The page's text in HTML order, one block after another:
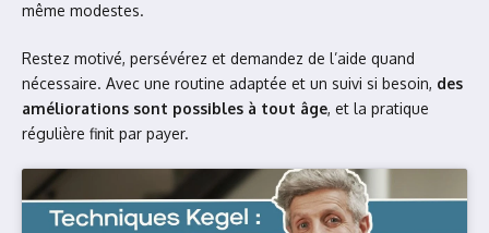
même modestes.
Restez motivé, persévérez et demandez de l’aide quand
nécessaire. Avec une routine adaptée et un suivi si besoin, des
améliorations sont possibles à tout âge, et la pratique
régulière finit par payer.